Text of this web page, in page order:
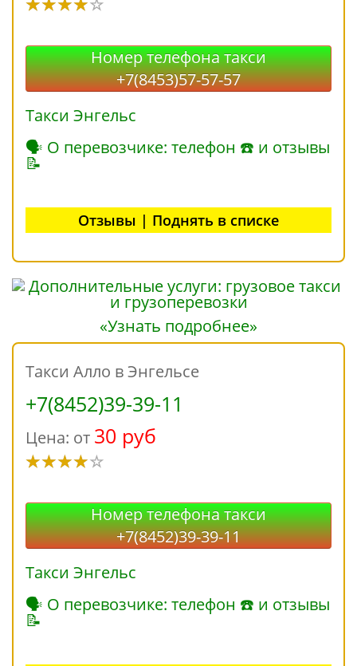
Номер телефона такси
+7(8453)57-57-57
Такси Энгельс
🗣 О перевозчике: телефон ☎ и отзывы
📝
Отзывы | Поднять в списке
«Узнать подробнее»
Такси Алло в Энгельсе
+7(8452)39-39-11
Цена: от 30 руб
Номер телефона такси
+7(8452)39-39-11
Такси Энгельс
🗣 О перевозчике: телефон ☎ и отзывы
📝